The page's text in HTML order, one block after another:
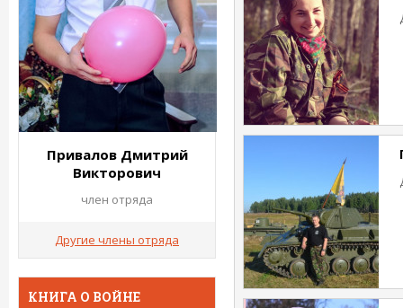
Привалов Дмитрий
Викторович
член отряда
Другие члены отряда
КНИГА О ВОЙНЕ